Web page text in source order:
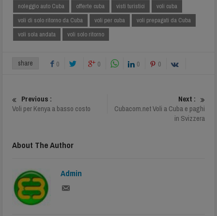
noleggio auto Cuba
offerte cuba visti turistici
voli cuba
voli di solo ritorno da Cuba
voli per cuba
voli prepagati da Cuba
voli sola andata
voli solo ritorno
share 0 0 0 0
Previous :
Voli per Kenya a basso costo
Next :
Cubacom.net Voli a Cuba e paghi
in Svizzera
About The Author
Admin